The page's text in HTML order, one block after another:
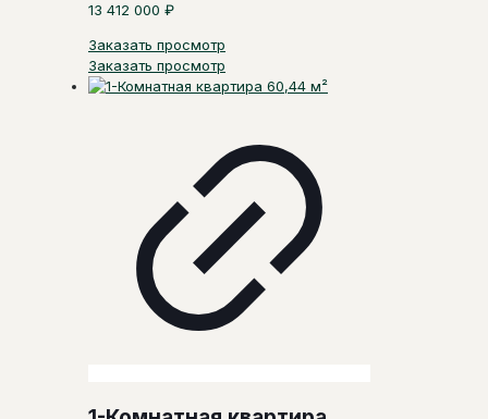
13 412 000 ₽
Заказать просмотр
Заказать просмотр